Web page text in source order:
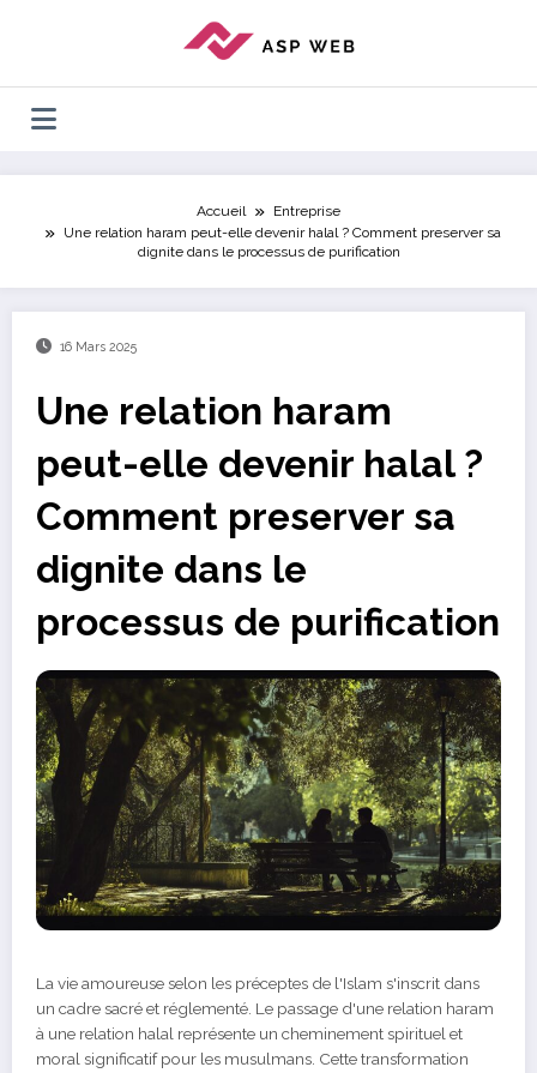
Accueil
Entreprise
Une relation haram peut-elle devenir halal ? Comment preserver sa
dignite dans le processus de purification
16 Mars 2025
Une relation haram
peut-elle devenir halal ?
Comment preserver sa
dignite dans le
processus de purification
La vie amoureuse selon les préceptes de l'Islam s'inscrit dans
un cadre sacré et réglementé. Le passage d'une relation haram
à une relation halal représente un cheminement spirituel et
moral significatif pour les musulmans. Cette transformation